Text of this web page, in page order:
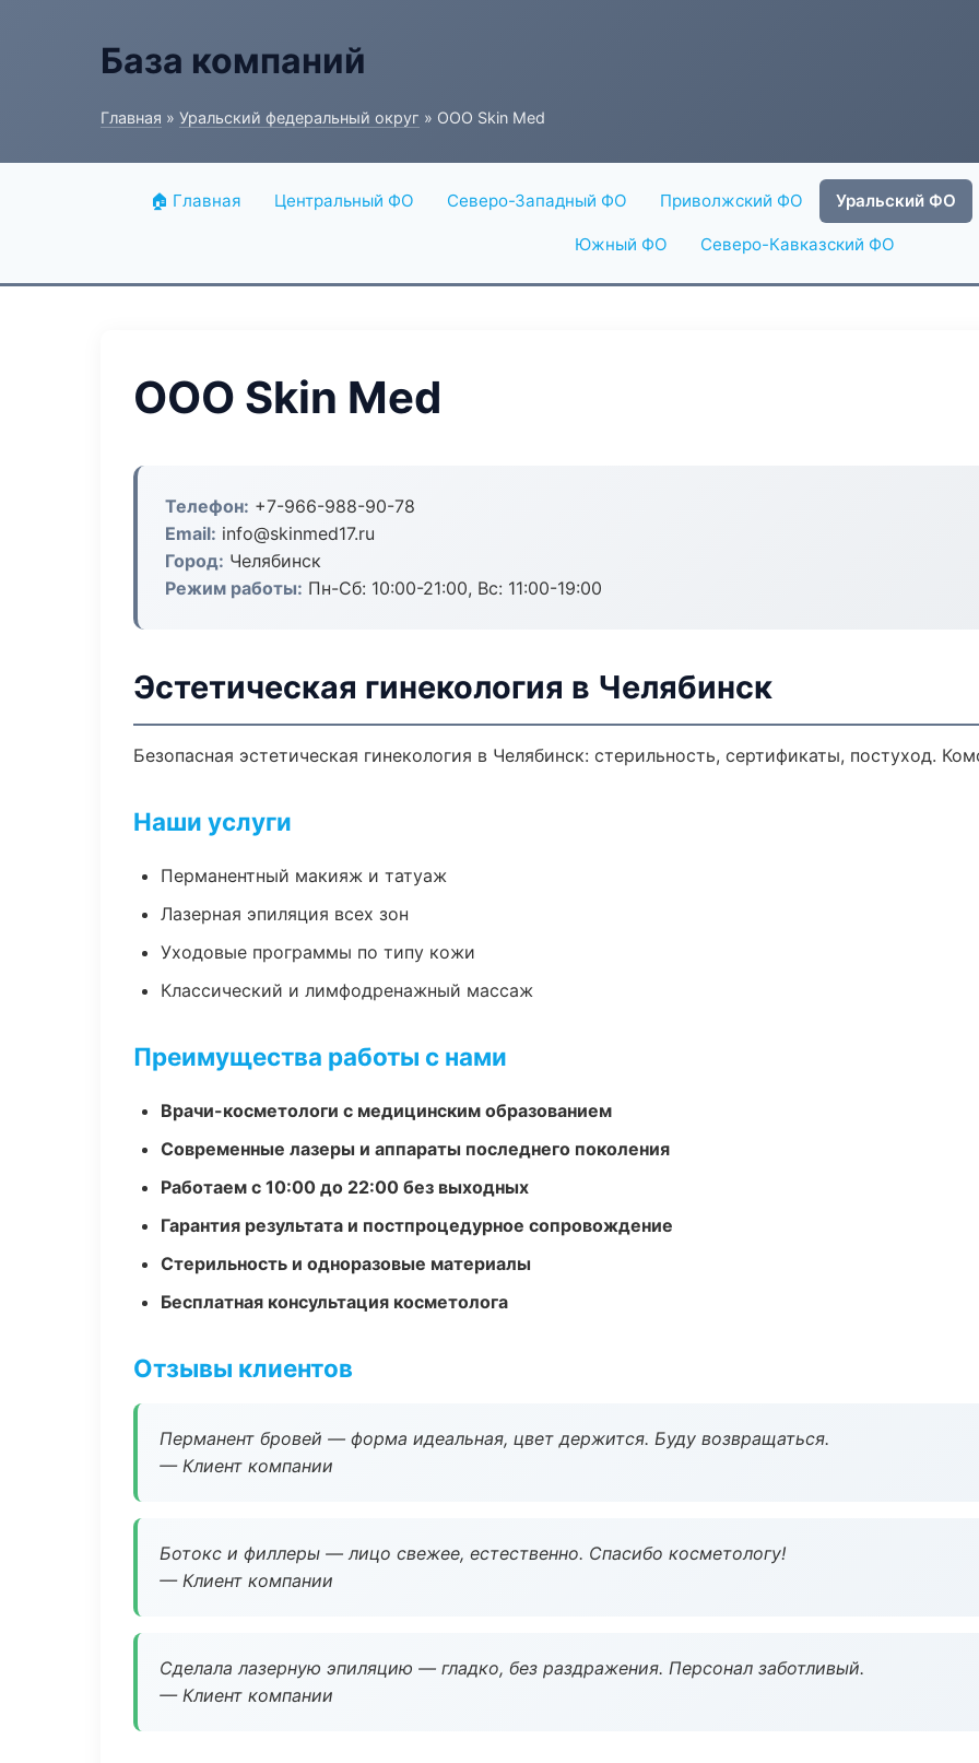
База компаний
Главная » Уральский федеральный округ » ООО Skin Med
🏠 Главная Центральный ФО Северо-Западный ФО Приволжский ФО Уральский ФО
Южный ФО Северо-Кавказский ФО
ООО Skin Med
Телефон: +7-966-988-90-78
Email: info@skinmed17.ru
Город: Челябинск
Режим работы: Пн-Сб: 10:00-21:00, Вс: 11:00-19:00
Эстетическая гинекология в Челябинск
Безопасная эстетическая гинекология в Челябинск: стерильность, сертификаты, постуход.
Наши услуги
Перманентный макияж и татуаж
Лазерная эпиляция всех зон
Уходовые программы по типу кожи
Классический и лимфодренажный массаж
Преимущества работы с нами
Врачи-косметологи с медицинским образованием
Современные лазеры и аппараты последнего поколения
Работаем с 10:00 до 22:00 без выходных
Гарантия результата и постпроцедурное сопровождение
Стерильность и одноразовые материалы
Бесплатная консультация косметолога
Отзывы клиентов
Перманент бровей — форма идеальная, цвет держится. Буду возвращаться.
— Клиент компании
Ботокс и филлеры — лицо свежее, естественно. Спасибо косметологу!
— Клиент компании
Сделала лазерную эпиляцию — гладко, без раздражения. Персонал заботливый.
— Клиент компании